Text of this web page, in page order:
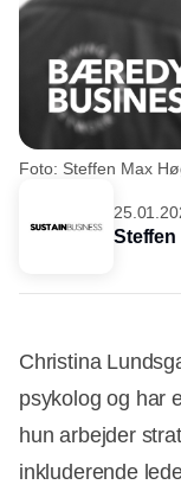
Foto: Steffen Max
Christina
psykolog og har
hun arbejder
inkluderende